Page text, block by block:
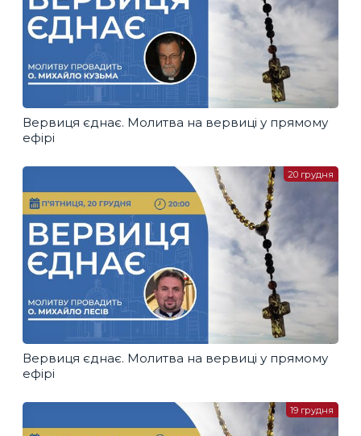
Вервиця єднає. Молитва на вервиці у прямому
ефірі
Вервиця єднає. Молитва на вервиці у прямому
ефірі
20 грудня
19 грудня